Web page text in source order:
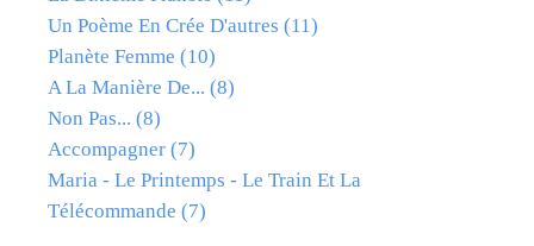
Un Poème En Crée D'autres (11)
Planète Femme (10)
A La Manière De... (8)
Non Pas... (8)
Accompagner (7)
Maria - Le Printemps - Le Train Et La
Télécommande (7)